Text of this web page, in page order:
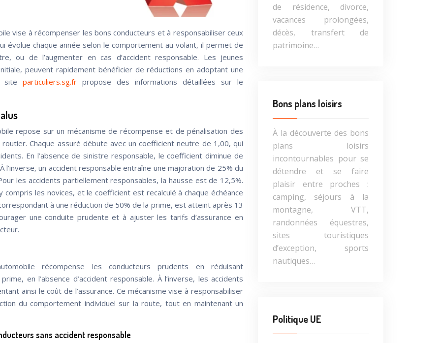
vise à récompenser les bons conducteurs et à responsabiliser ceux
évolue chaque année selon le comportement au volant, il permet de
ou de l’augmenter en cas d’accident responsable. Les jeunes
peuvent rapidement bénéficier de réductions en adoptant une
site particuliers.sg.frpropose des informations détaillées sur le
repose sur un mécanisme de récompense et de pénalisation des
Chaque assuré débute avec un coefficient neutre de 1,00, qui
En l’absence de sinistre responsable, le coefficient diminue de
l’inverse, un accident responsable entraîne une majoration de 25% du
les accidents partiellement responsables, la hausse est de 12,5%.
compris les novices, et le coefficient est recalculé à chaque échéance
à une réduction de 50% de la prime, est atteint après 13
une conduite prudente et à ajuster les tarifs d’assurance en
récompense les conducteurs prudents en réduisant
en l’absence d’accident responsable. À l’inverse, les accidents
ainsi le coût de l’assurance. Ce mécanisme vise à responsabiliser
du comportement individuel sur la route, tout en maintenant un
sans accident responsable
de résidence, divorce,
vacances prolongées,
décès, transfert de
patrimoine…
Bons plans loisirs
À la découverte des bons
plans loisirs
incontournables pour se
détendre et se faire
plaisir entre proches :
camping, séjours à la
montagne, VTT,
randonnées équestres,
sites touristiques
d’exception, sports
nautiques…
Politique UE